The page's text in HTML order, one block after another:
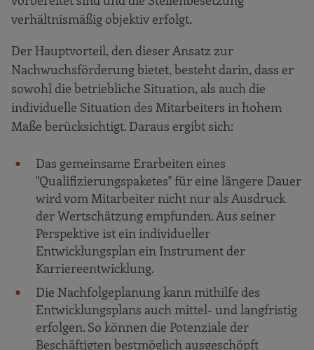
verhältnismäßig objektiv erfolgt.
Der Hauptvorteil, den dieser Ansatz zur
Nachwuchsförderung bietet, besteht darin, dass er
sowohl die betriebliche Situation, als auch die
individuelle Situation des Mitarbeiters in hohem
Maße berücksichtigt. Daraus ergibt sich:
Das gemeinsame Erarbeiten eines
"Qualifizierungspaketes" für eine längere Dauer
wird vom Mitarbeiter nicht nur als Ausdruck
der Wertschätzung empfunden. Aus seiner
Perspektive ist ein individueller
Entwicklungsplan ein Instrument der
Karriereentwicklung.
Die Nachfolgeplanung kann mithilfe des
Entwicklungsplans auch mittel- und langfristig
erfolgen. So können die Potenziale der
Beschäftigten bestmöglich ausgeschöpft